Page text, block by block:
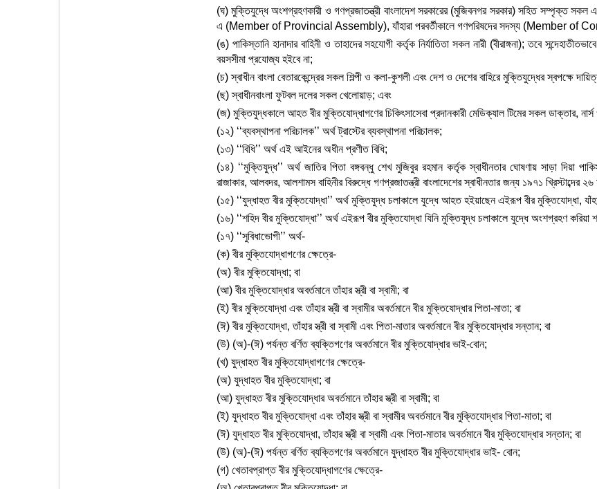
(ঘ) মুক্তিযুদ্ধে অংশগ্রহণকারী ও গণপ্রজাতন্ত্রী বাংলাদেশ সরকারের (মুজিবনগর সরকার) সহিত
এ (Member of Provincial Assembly), যাঁহারা পরবর্তীকালে গণপরিষদের সদস্য (Member of
(ঙ) পাকিস্তানি হানাদার বাহিনী ও তাহাদের সহযোগী কর্তৃক নির্যাতিতা সকল নারী (বীরাঙ্গনা); তবে সন্দেহাতীতভাবে
বয়সসীমা প্রযোজ্য হইবে না;
(চ) স্বাধীন বাংলা বেতারকেন্দ্রের সকল শিল্পী ও কলা-কুশলী এবং দেশ ও দেশের বাহিরে মুক্তিযুদ্ধের স্বপক্ষে
(ছ) স্বাধীনবাংলা ফুটবল দলের সকল খেলোয়াড়; এবং
(জ) মুক্তিযুদ্ধকালে আহত বীর মুক্তিযোদ্ধাগণের চিকিৎসাসেবা প্রদানকারী মেডিক্যাল টিমের সকল ডাক্তার, নার্স
(১২) ‘‘ব্যবস্থাপনা পরিচালক’’ অর্থ ট্রাস্টের ব্যবস্থাপনা পরিচালক;
(১৩) ‘‘বিধি’’ অর্থ এই আইনের অধীন প্রণীত বিধি;
(১৪) ‘‘মুক্তিযুদ্ধ’’ অর্থ জাতির পিতা বঙ্গবন্ধু শেখ মুজিবুর রহমান কর্তৃক স্বাধীনতার ঘোষণায় সাড়া দিয়া
রাজাকার, আলবদর, আলশামস বাহিনীর বিরুদ্ধে গণপ্রজাতন্ত্রী বাংলাদেশের স্বাধীনতার জন্য ১৯৭১ খ্রিস্টাব্দের
(১৫) ‘‘যুদ্ধাহত বীর মুক্তিযোদ্ধা’’ অর্থ মুক্তিযুদ্ধ চলাকালে যুদ্ধে আহত হইয়াছেন এইরূপ বীর মুক্তিযোদ্ধা,
(১৬) ‘‘শহিদ বীর মুক্তিযোদ্ধা’’ অর্থ এইরূপ বীর মুক্তিযোদ্ধা যিনি মুক্তিযুদ্ধ চলাকালে যুদ্ধে অংশগ্রহণ করিয়া
(১৭) ‘‘সুবিধাভোগী’’ অর্থ-
(ক) বীর মুক্তিযোদ্ধাগণের ক্ষেত্রে-
(অ) বীর মুক্তিযোদ্ধা; বা
(আ) বীর মুক্তিযোদ্ধার অবর্তমানে তাঁহার স্ত্রী বা স্বামী; বা
(ই) বীর মুক্তিযোদ্ধা এবং তাঁহার স্ত্রী বা স্বামীর অবর্তমানে বীর মুক্তিযোদ্ধার পিতা-মাতা; বা
(ঈ) বীর মুক্তিযোদ্ধা, তাঁহার স্ত্রী বা স্বামী এবং পিতা-মাতার অবর্তমানে বীর মুক্তিযোদ্ধার সন্তান; বা
(উ) (অ)-(ঈ) পর্যন্ত বর্ণিত ব্যক্তিগণের অবর্তমানে বীর মুক্তিযোদ্ধার ভাই-বোন;
(খ) যুদ্ধাহত বীর মুক্তিযোদ্ধাগণের ক্ষেত্রে-
(অ) যুদ্ধাহত বীর মুক্তিযোদ্ধা; বা
(আ) যুদ্ধাহত বীর মুক্তিযোদ্ধার অবর্তমানে তাঁহার স্ত্রী বা স্বামী; বা
(ই) যুদ্ধাহত বীর মুক্তিযোদ্ধা এবং তাঁহার স্ত্রী বা স্বামীর অবর্তমানে বীর মুক্তিযোদ্ধার পিতা-মাতা; বা
(ঈ) যুদ্ধাহত বীর মুক্তিযোদ্ধা, তাঁহার স্ত্রী বা স্বামী এবং পিতা-মাতার অবর্তমানে বীর মুক্তিযোদ্ধার সন্তান; বা
(উ) (অ)-(ঈ) পর্যন্ত বর্ণিত ব্যক্তিগণের অবর্তমানে যুদ্ধাহত বীর মুক্তিযোদ্ধার ভাই- বোন;
(গ) খেতাবপ্রাপ্ত বীর মুক্তিযোদ্ধাগণের ক্ষেত্রে-